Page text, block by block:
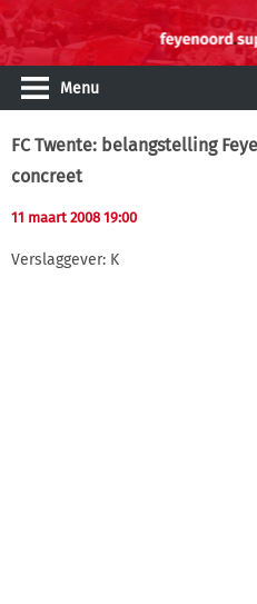
Menu
FC Twente: belangstelling
concreet
11 maart 2008 19:00
Verslaggever: K